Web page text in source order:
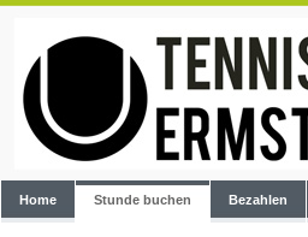
Home Stunde buchen Bezahlen